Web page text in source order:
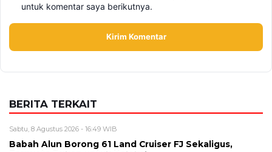
untuk komentar saya berikutnya.
BERITA TERKAIT
Sabtu, 8 Agustus 2026 - 16:49 WIB
Babah Alun Borong 61 Land Cruiser FJ Sekaligus,